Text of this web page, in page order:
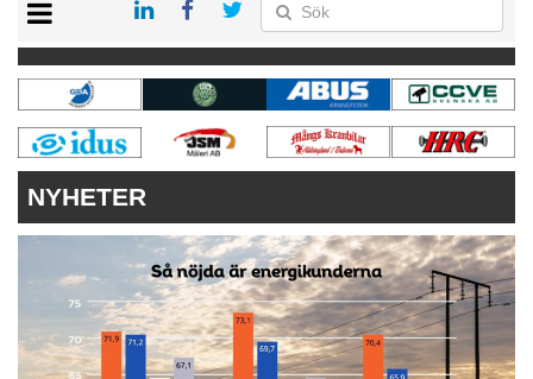
KONTAKT
VÅRA ANDRA MAGASIN
PRENUMERERA
ANNONSERA
NYHETER